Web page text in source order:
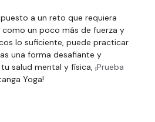
a un reto que requiera
un poco más de fuerza y
lo suficiente, puede practicar
una forma desafiante y
salud mental y física, ¡Prueba
Yoga!